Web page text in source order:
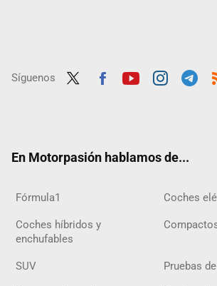
Síguenos
En Motorpasión hablamos de...
Fórmula1 Coches
Coches híbridos y
enchufables
SUV Pruebas